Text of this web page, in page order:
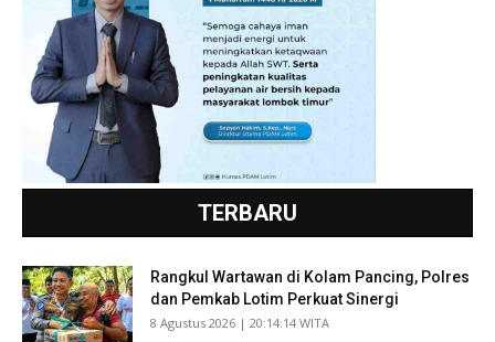
TERBARU
Rangkul Wartawan di Kolam Pancing, Polres
dan Pemkab Lotim Perkuat Sinergi
​8 Agustus 2026 | 20:14:14 WITA